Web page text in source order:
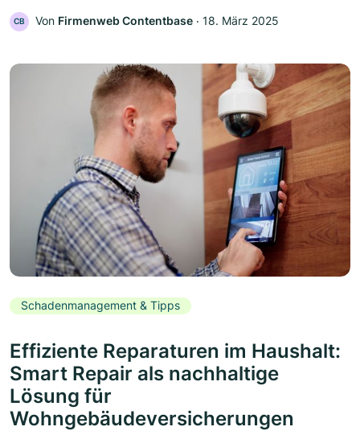
CB Von Firmenweb Contentbase ‧ 18. März 2025
Schadenmanagement & Tipps
Effiziente Reparaturen im Haushalt:
Smart Repair als nachhaltige
Lösung für
Wohngebäudeversicherungen